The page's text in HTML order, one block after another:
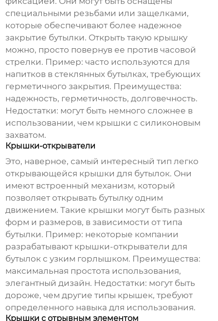
специальными резьбами или защелками,
которые обеспечивают более надежное
закрытие бутылки. Открыть такую крышку
можно, просто повернув ее против часовой
стрелки. Пример: часто используются для
напитков в стеклянных бутылках, требующих
герметичного закрытия. Преимущества:
надежность, герметичность, долговечность.
Недостатки: могут быть немного сложнее в
использовании, чем крышки с силиконовым
захватом.
Крышки-открыватели
Это, наверное, самый интересный типлегко
открывающейся крышки для бутылок. Они
имеют встроенный механизм, который
позволяет открывать бутылку одним
движением. Такие крышки могут быть разных
форм и размеров, в зависимости от типа
бутылки. Пример: некоторые компании
разрабатывают крышки-открыватели для
бутылок с узким горлышком. Преимущества:
максимальная простота использования,
элегантный дизайн. Недостатки: могут быть
дороже, чем другие типы крышек, требуют
определенного навыка для использования.
Крышки с отрывным элементом